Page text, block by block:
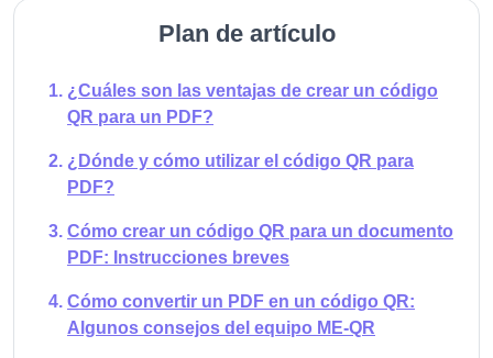
Plan de artículo
¿Cuáles son las ventajas de crear un código
QR para un PDF?
¿Dónde y cómo utilizar el código QR para
PDF?
Cómo crear un código QR para un documento
PDF: Instrucciones breves
Cómo convertir un PDF en un código QR:
Algunos consejos del equipo ME-QR